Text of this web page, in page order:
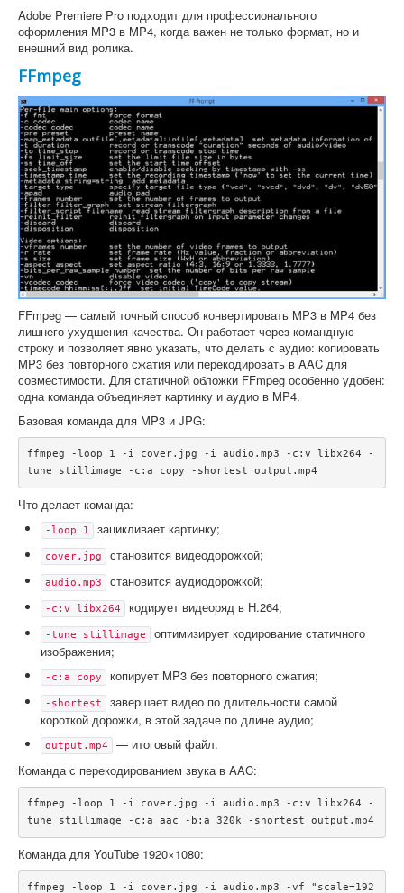
Adobe Premiere Pro подходит для профессионального
оформления MP3 в MP4, когда важен не только формат, но и
внешний вид ролика.
FFmpeg
FFmpeg — самый точный способ конвертировать MP3 в MP4 без
лишнего ухудшения качества. Он работает через командную
строку и позволяет явно указать, что делать с аудио: копировать
MP3 без повторного сжатия или перекодировать в AAC для
совместимости. Для статичной обложки FFmpeg особенно удобен:
одна команда объединяет картинку и аудио в MP4.
Базовая команда для MP3 и JPG:
ffmpeg -loop 1 -i cover.jpg -i audio.mp3 -c:v libx264 -
Что делает команда:
-loop 1 зацикливает картинку;
cover.jpg становится видеодорожкой;
audio.mp3 становится аудиодорожкой;
-c:v libx264 кодирует видеоряд в H.264;
-tune stillimage
оптимизирует кодирование статичного
изображения;
-c:a copy копирует MP3 без повторного сжатия;
-shortest
завершает видео по длительности самой
короткой дорожки, в этой задаче по длине аудио;
output.mp4
— итоговый файл.
Команда с перекодированием звука в AAC:
ffmpeg -loop 1 -i cover.jpg -i audio.mp3 -c:v libx264 -
Команда для YouTube 1920×1080:
ffmpeg -loop 1 -i cover.jpg -i audio.mp3 -vf "scale=192